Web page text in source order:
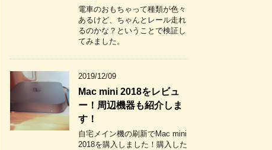
電車のおもちゃって種類が色々
あるけど、ちゃんとレール走れ
るのかな？ということで検証し
てみました。
2019/12/09
Mac mini 2018をレビュ
ー！周辺機器も紹介しま
す！
自宅メイン機の刷新でMac mini
2018を購入しました！購入した